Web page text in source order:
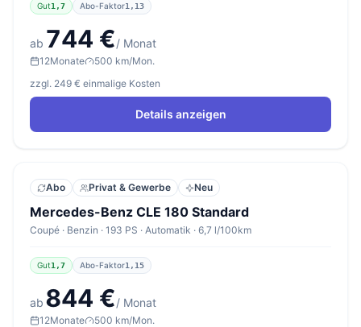
Gut1,7 Abo-Faktor1,13
ab 744 €/ Monat
12Monate
500 km/Mon.
zzgl. 249 € einmalige Kosten
Details anzeigen
Abo Privat & Gewerbe Neu
Mercedes-Benz CLE 180 Standard
Coupé · Benzin · 193 PS · Automatik · 6,7 l/100km
Gut1,7 Abo-Faktor1,15
ab 844 €/ Monat
12Monate
500 km/Mon.